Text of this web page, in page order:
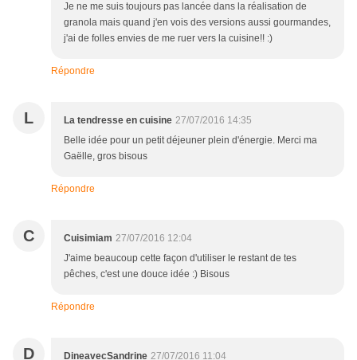
Je ne me suis toujours pas lancée dans la réalisation de
granola mais quand j'en vois des versions aussi gourmandes,
j'ai de folles envies de me ruer vers la cuisine!! :)
Répondre
L La tendresse en cuisine 27/07/2016 14:35
Belle idée pour un petit déjeuner plein d'énergie. Merci ma
Gaëlle, gros bisous
Répondre
C Cuisimiam 27/07/2016 12:04
J'aime beaucoup cette façon d'utiliser le restant de tes
pêches, c'est une douce idée :) Bisous
Répondre
D DineavecSandrine 27/07/2016 11:04